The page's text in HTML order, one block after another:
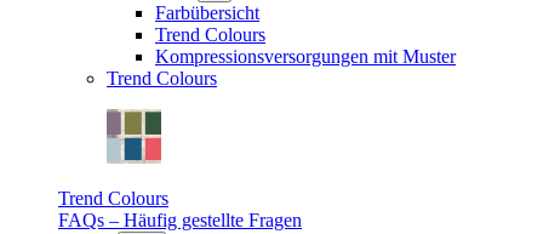
Farbübersicht
Trend Colours
Kompressionsversorgungen mit Muster
Trend Colours
Trend Colours
FAQs – Häufig gestellte Fragen